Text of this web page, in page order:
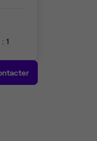
1